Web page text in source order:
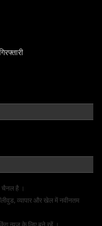
चैनल है ।
व्यापार और खेल में नवीनतम